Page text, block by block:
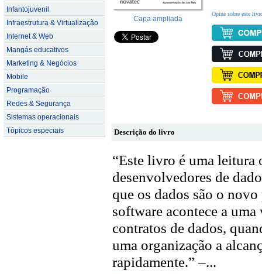
Infantojuvenil
Infraestrutura & Virtualização
Internet & Web
Mangás educativos
Marketing & Negócios
Mobile
Programação
Redes & Segurança
Sistemas operacionais
Tópicos especiais
Capa ampliada
Opine sobre este
Descrição do livro
“Este livro é uma leitura
desenvolvedores de
que os dados são o
software acontece a
contratos de dados,
uma organização a
rapidamente.” –...